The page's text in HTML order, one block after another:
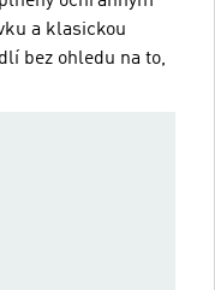
a klasickou
bez ohledu na to,